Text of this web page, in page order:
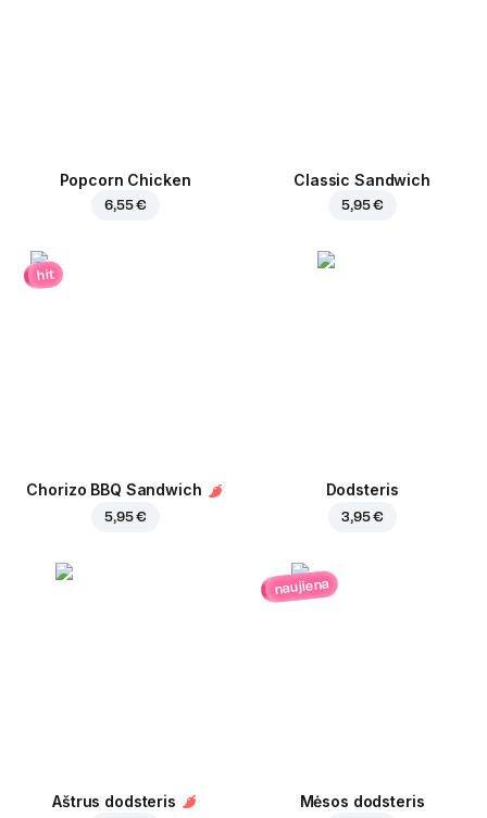
Popcorn Chicken
6,55 €
Classic Sandwich
5,95 €
hit
Chorizo BBQ Sandwich
5,95 €
Dodsteris
3,95 €
Aštrus dodsteris
naujiena
Mėsos dodsteris